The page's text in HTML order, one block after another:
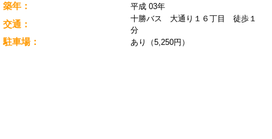
築年： 平成 03年
交通：
十勝バス 大通り１６丁目 徒歩１
分
駐車場： あり（5,250円）